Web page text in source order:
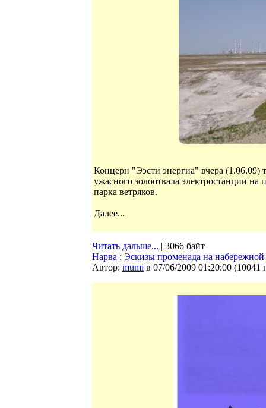
Концерн "Ээсти энергиа" вчера (1.06.09)
ужасного золоотвала электростанции
парка ветряков.
Далее...
Читать дальше... | 3066 байт
Нарва : Эскизы променада на набережной
Автор: mumi в 07/06/2009 01:20:00 (10041